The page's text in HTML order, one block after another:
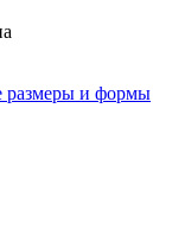
размеры и формы